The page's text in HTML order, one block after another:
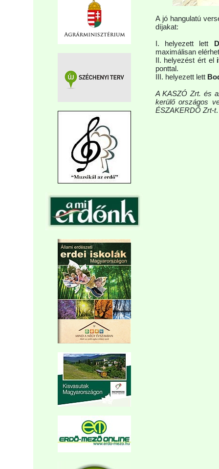
A jó hangulatú
díjakat:
I. helyezett lett
maximálisan
II. helyezést ért el
ponttal.
III. helyezett lett
A KASZÓ Zrt. és
kerülő országos
ÉSZAKERDŐ Zrt-t.